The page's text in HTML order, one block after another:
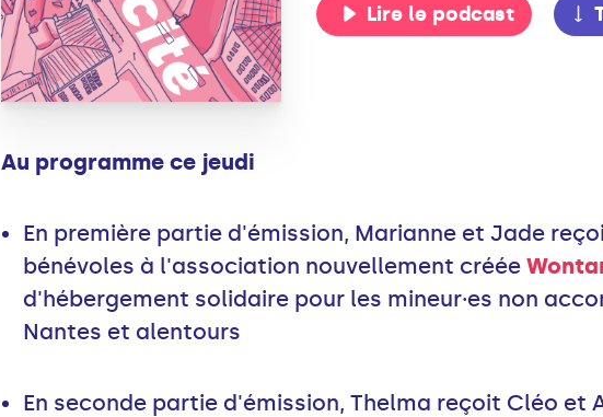
Lire le podcast
Au programme ce jeudi
En première partie d'émission, Marianne et Jade
bénévoles à l'association nouvellement créée
d'hébergement solidaire pour les mineur·es non
Nantes et alentours
En seconde partie d'émission, Thelma reçoit Cléo et